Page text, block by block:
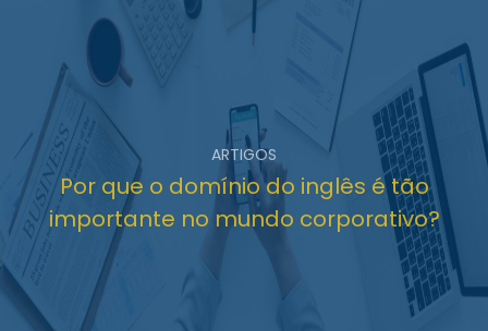
ARTIGOS
Por que o domínio do inglês é tão
importante no mundo corporativo?